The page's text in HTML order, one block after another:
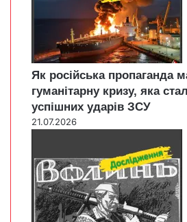
Як російська пропаганда
гуманітарну кризу, яка
успішних ударів ЗСУ
21.07.2026